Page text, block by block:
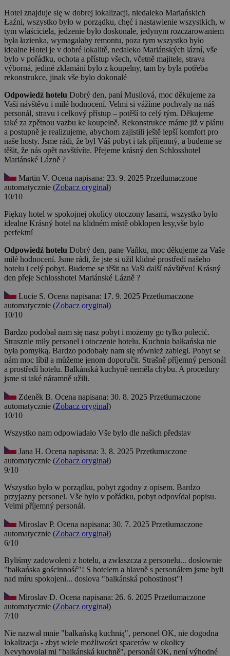
Hotel znajduje się w dobrej lokalizacji, niedaleko Mariańskich
Łaźni, wszystko było w porządku, chęć i nastawienie wszystkich, w
tym właściciela, jedzenie było doskonałe, jedynym rozczarowaniem
była łazienka, wymagałaby remontu, poza tym wszystko było
idealne Hotel je v dobré lokalitě, nedaleko Mariánských lázní, vše
bylo v pořádku, ochota a přístup všech, včetně majitele, strava
výborná, jediné zklamání bylo z koupelny, tam by byla potřeba
rekonstrukce, jinak vše bylo dokonalé
Odpowiedź hotelu Dobrý den, paní Musilová, moc děkujeme za
Vaši návštěvu i milé hodnocení. Velmi si vážíme pochvaly na náš
personál, stravu i celkový přístup – potěší to celý tým. Děkujeme
také za zpětnou vazbu ke koupelně. Rekonstrukce máme již v plánu
a postupně je realizujeme, abychom zajistili ještě lepší komfort pro
naše hosty. Jsme rádi, že byl Váš pobyt i tak příjemný, a budeme se
těšit, že nás opět navštívíte. Přejeme krásný den Schlosshotel
Mariánské Lázně ?
Martin V. Ocena napisana: 23. 9. 2025 Przetłumaczone
automatycznie (Zobacz oryginał)
10/10
Piękny hotel w spokojnej okolicy otoczony lasami, wszystko było
idealne Krásný hotel na klidném místě obklopen lesy,vše bylo
perfektní
Odpowiedź hotelu Dobrý den, pane Vaňku, moc děkujeme za Vaše
milé hodnocení. Jsme rádi, že jste si užil klidné prostředí našeho
hotelu i celý pobyt. Budeme se těšit na Vaši další návštěvu! Krásný
den přeje Schlosshotel Mariánské Lázně ?
Lucie S. Ocena napisana: 17. 9. 2025 Przetłumaczone
automatycznie (Zobacz oryginał)
10/10
Bardzo podobał nam się nasz pobyt i możemy go tylko polecić.
Strasznie miły personel i otoczenie hotelu. Kuchnia bałkańska nie
była pomyłką. Bardzo podobały nam się również zabiegi. Pobyt se
nám moc líbil a můžeme jenom doporučit. Strašně příjemný personál
a prostředí hotelu. Balkánská kuchyně neměla chybu. A procedury
jsme si také náramně užili.
Zdeněk B. Ocena napisana: 30. 8. 2025 Przetłumaczone
automatycznie (Zobacz oryginał)
10/10
Wszystko nam odpowiadało Vše bylo dle našich představ
Jana H. Ocena napisana: 3. 8. 2025 Przetłumaczone
automatycznie (Zobacz oryginał)
9/10
Wszystko było w porządku, pobyt zgodny z opisem. Bardzo
przyjazny personel. Vše bylo v pořádku, pobyt odpovídal popisu.
Velmi příjemný personál.
Miroslav P. Ocena napisana: 30. 7. 2025 Przetłumaczone
automatycznie (Zobacz oryginał)
6/10
Byliśmy zadowoleni z hotelu, a zwłaszcza z personelu... dosłownie
"bałkańska gościnność"! S hotelem a hlavně s personálem jsme byli
nad míru spokojeni... doslova "balkánská pohostinost"!
Miroslav D. Ocena napisana: 26. 6. 2025 Przetłumaczone
automatycznie (Zobacz oryginał)
7/10
Nie nazwał mnie "bałkańską kuchnią", personel OK, nie dogodna
lokalizacja - zbyt wiele możliwości spacerów w okolicy
Nevyhovolal mi "balkánská kuchně", personál OK, není výhodné